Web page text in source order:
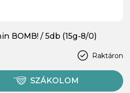
BOMB! / 5db (15g-8/0)
Raktáron
SZÁKOLOM